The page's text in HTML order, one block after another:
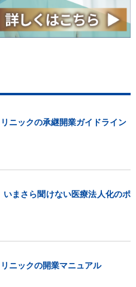
リニックの承継開業ガイドライン
いまさら聞けない医療法人化のポ
リニックの開業マニュアル